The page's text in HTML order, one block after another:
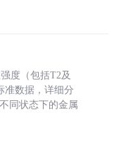
度（包括T2及
准数据，详细分
同状态下的金属